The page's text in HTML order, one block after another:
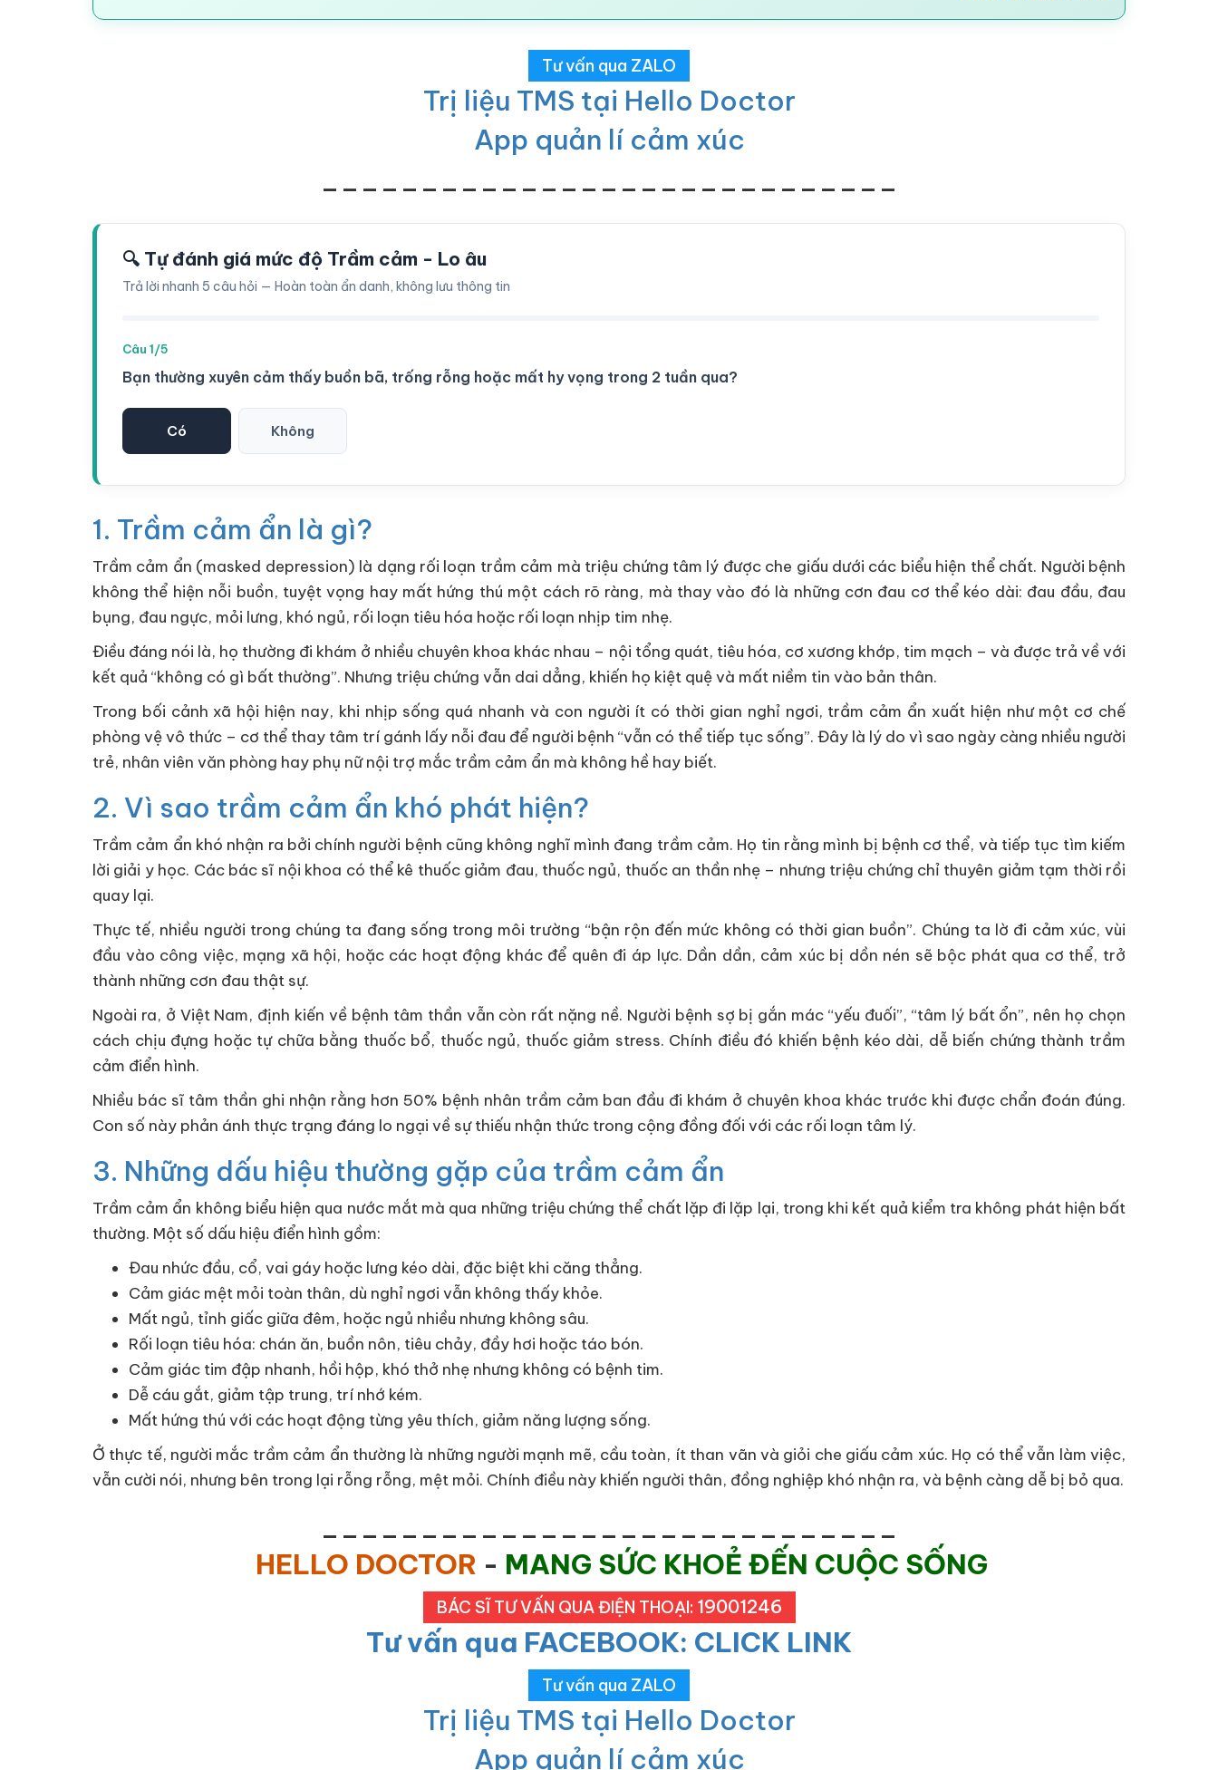
Tư vấn qua ZALO
Trị liệu TMS tại Hello Doctor
App quản lí cảm xúc
🔍 Tự đánh giá mức độ Trầm cảm - Lo âu
Trả lời nhanh 5 câu hỏi — Hoàn toàn ẩn danh, không lưu thông tin
Câu 1/5
Bạn thường xuyên cảm thấy buồn bã, trống rỗng hoặc mất hy vọng trong 2 tuần qua?
Có Không
1. Trầm cảm ẩn là gì?
Trầm cảm ẩn (masked depression) là dạng rối loạn trầm cảm mà triệu chứng tâm lý được che giấu dưới các biểu hiện thể chất. Người bệnh
không thể hiện nỗi buồn, tuyệt vọng hay mất hứng thú một cách rõ ràng, mà thay vào đó là những cơn đau cơ thể kéo dài: đau đầu, đau
bụng, đau ngực, mỏi lưng, khó ngủ, rối loạn tiêu hóa hoặc rối loạn nhịp tim nhẹ.
Điều đáng nói là, họ thường đi khám ở nhiều chuyên khoa khác nhau – nội tổng quát, tiêu hóa, cơ xương khớp, tim mạch – và được trả về với
kết quả “không có gì bất thường”. Nhưng triệu chứng vẫn dai dẳng, khiến họ kiệt quệ và mất niềm tin vào bản thân.
Trong bối cảnh xã hội hiện nay, khi nhịp sống quá nhanh và con người ít có thời gian nghỉ ngơi, trầm cảm ẩn xuất hiện như một cơ chế
phòng vệ vô thức – cơ thể thay tâm trí gánh lấy nỗi đau để người bệnh “vẫn có thể tiếp tục sống”. Đây là lý do vì sao ngày càng nhiều người
trẻ, nhân viên văn phòng hay phụ nữ nội trợ mắc trầm cảm ẩn mà không hề hay biết.
2. Vì sao trầm cảm ẩn khó phát hiện?
Trầm cảm ẩn khó nhận ra bởi chính người bệnh cũng không nghĩ mình đang trầm cảm. Họ tin rằng mình bị bệnh cơ thể, và tiếp tục tìm kiếm
lời giải y học. Các bác sĩ nội khoa có thể kê thuốc giảm đau, thuốc ngủ, thuốc an thần nhẹ – nhưng triệu chứng chỉ thuyên giảm tạm thời rồi
quay lại.
Thực tế, nhiều người trong chúng ta đang sống trong môi trường “bận rộn đến mức không có thời gian buồn”. Chúng ta lờ đi cảm xúc, vùi
đầu vào công việc, mạng xã hội, hoặc các hoạt động khác để quên đi áp lực. Dần dần, cảm xúc bị dồn nén sẽ bộc phát qua cơ thể, trở
thành những cơn đau thật sự.
Ngoài ra, ở Việt Nam, định kiến về bệnh tâm thần vẫn còn rất nặng nề. Người bệnh sợ bị gắn mác “yếu đuối”, “tâm lý bất ổn”, nên họ chọn
cách chịu đựng hoặc tự chữa bằng thuốc bổ, thuốc ngủ, thuốc giảm stress. Chính điều đó khiến bệnh kéo dài, dễ biến chứng thành trầm
cảm điển hình.
Nhiều bác sĩ tâm thần ghi nhận rằng hơn 50% bệnh nhân trầm cảm ban đầu đi khám ở chuyên khoa khác trước khi được chẩn đoán đúng.
Con số này phản ánh thực trạng đáng lo ngại về sự thiếu nhận thức trong cộng đồng đối với các rối loạn tâm lý.
3. Những dấu hiệu thường gặp của trầm cảm ẩn
Trầm cảm ẩn không biểu hiện qua nước mắt mà qua những triệu chứng thể chất lặp đi lặp lại, trong khi kết quả kiểm tra không phát hiện bất
thường. Một số dấu hiệu điển hình gồm:
Đau nhức đầu, cổ, vai gáy hoặc lưng kéo dài, đặc biệt khi căng thẳng.
Cảm giác mệt mỏi toàn thân, dù nghỉ ngơi vẫn không thấy khỏe.
Mất ngủ, tỉnh giấc giữa đêm, hoặc ngủ nhiều nhưng không sâu.
Rối loạn tiêu hóa: chán ăn, buồn nôn, tiêu chảy, đầy hơi hoặc táo bón.
Cảm giác tim đập nhanh, hồi hộp, khó thở nhẹ nhưng không có bệnh tim.
Dễ cáu gắt, giảm tập trung, trí nhớ kém.
Mất hứng thú với các hoạt động từng yêu thích, giảm năng lượng sống.
Ở thực tế, người mắc trầm cảm ẩn thường là những người mạnh mẽ, cầu toàn, ít than vãn và giỏi che giấu cảm xúc. Họ có thể vẫn làm việc,
vẫn cười nói, nhưng bên trong lại rỗng rỗng, mệt mỏi. Chính điều này khiến người thân, đồng nghiệp khó nhận ra, và bệnh càng dễ bị bỏ qua.
HELLO DOCTOR - MANG SỨC KHOẺ ĐẾN CUỘC SỐNG
BÁC SĨ TƯ VẤN QUA ĐIỆN THOẠI: 19001246
Tư vấn qua FACEBOOK: CLICK LINK
Tư vấn qua ZALO
Trị liệu TMS tại Hello Doctor
App quản lí cảm xúc